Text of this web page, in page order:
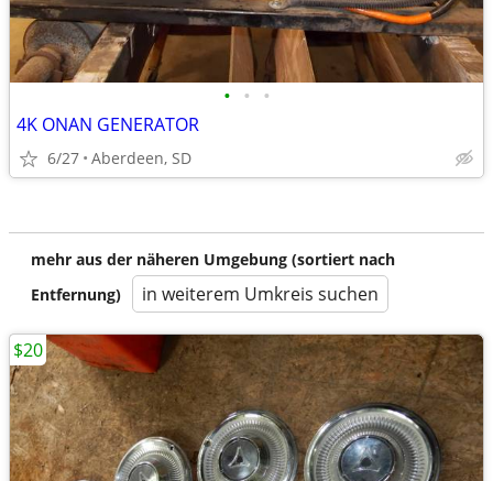
• • •
4K ONAN GENERATOR
6/27 Aberdeen, SD
mehr aus der näheren Umgebung (sortiert nach
Entfernung)
in weiterem Umkreis suchen
$20